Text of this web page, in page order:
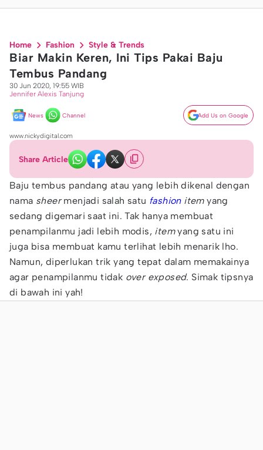
Home Fashion Style & Trends
Biar Makin Keren, Ini Tips Pakai Baju
Tembus Pandang
30 Jun 2020, 19:55 WIB
Jennifer Alexis Tanjung
News Channel Add Us on Google
www.nickydigital.com
Share Article
Baju tembus pandang atau yang lebih dikenal dengan
nama sheermenjadi salah satu fashionitemyang
sedang digemari saat ini. Tak hanya membuat
penampilanmu jadi lebih modis, itemyang satu ini
juga bisa membuat kamu terlihat lebih menarik lho.
Namun, diperlukan trik yang tepat dalam memakainya
agar penampilanmu tidak over exposed. Simak tipsnya
di bawah ini yah!